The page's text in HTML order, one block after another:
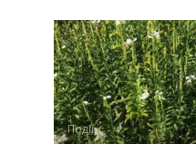
Події